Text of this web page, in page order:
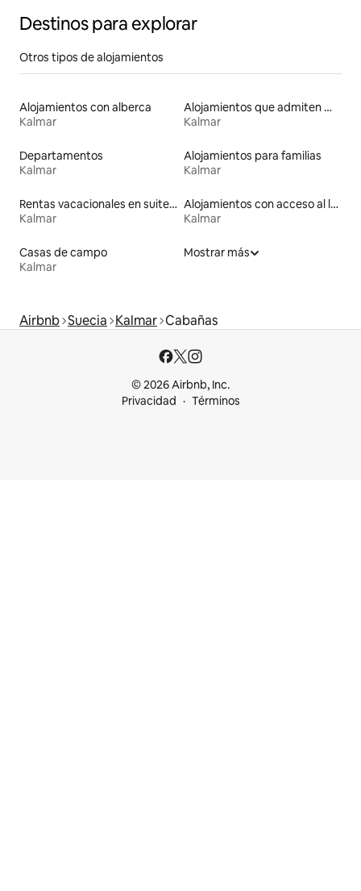
Destinos para explorar
Otros tipos de alojamientos
Alojamientos con alberca
Kalmar
Alojamientos que admiten mascotas
Kalmar
Departamentos
Kalmar
Alojamientos para familias
Kalmar
Rentas vacacionales en suites privadas
Kalmar
Alojamientos con acceso al lago
Kalmar
Casas de campo
Kalmar
Mostrar más
Airbnb Suecia Kalmar Cabañas
© 2026 Airbnb, Inc.
Privacidad
Términos